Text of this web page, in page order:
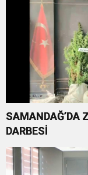
SAMANDAĞ’DA
DARBESİ